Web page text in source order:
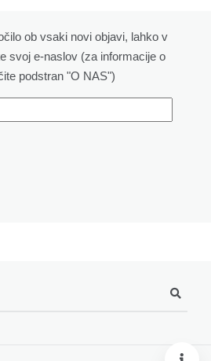
ob vsaki novi objavi, lahko v
svoj e-naslov (za informacije o
podstran "O NAS")